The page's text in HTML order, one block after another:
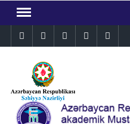
contentInstagramFacebookLinkedinTwitter